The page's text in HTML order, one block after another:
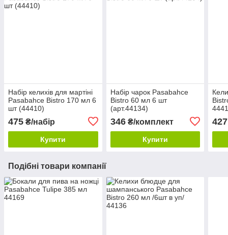
Набір келихів для мартіні
Pasabahce Bistro 170 мл 6
шт (44410)
475 ₴/набір
Купити
Набір чарок Pasabahce
Bistro 60 мл 6 шт
(арт.44134)
346₴/комплект
Купити
427
Подібні товари компанії